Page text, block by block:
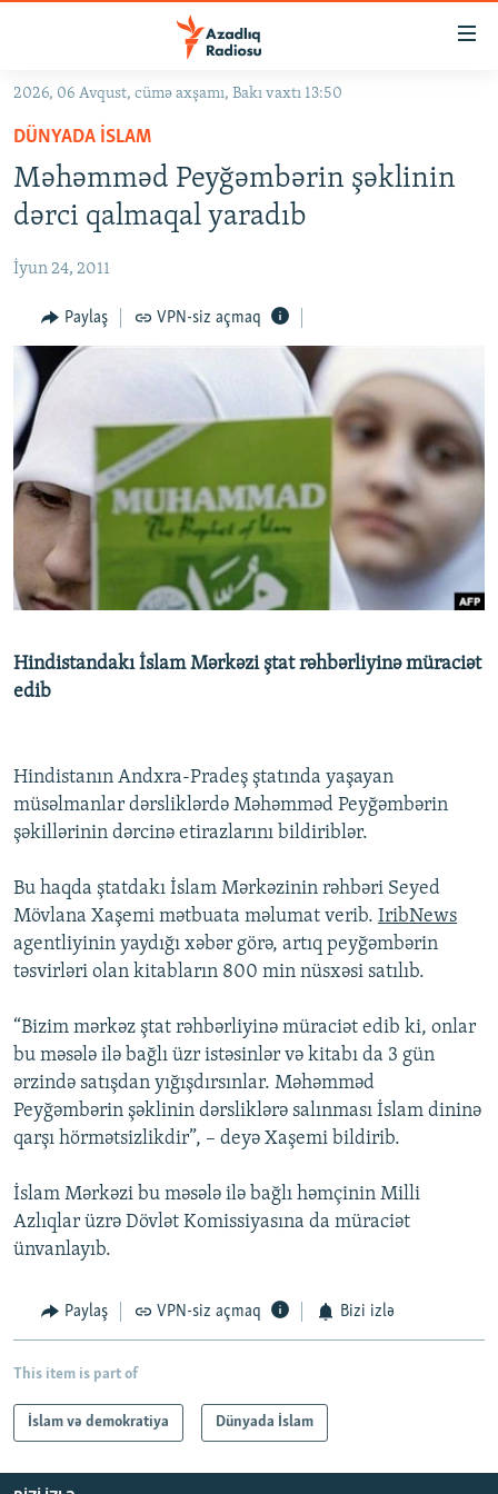
Əsas
qayıt
Əsas
naviqasiyaya
qayıt
Axtarışa
keç
#İZAHLA
KORRUPSIOMETR
#ƏSLINDƏ
FƏRQƏ BAX
QANUNI DOĞRU
ARAŞDIRMA
MULTIMEDIA
FOTOQALEREYA
İNFOQRAFIKA
KARIKATURA
RADIO ARXIV
OXU ZALI
AZƏRBAYCAN ƏDƏBIYYATI KITABXANASI
İSLAM VƏ DEMOKRATIYA
İZ - MƏDƏNIYYƏT PROQRAMI
HAQQIMIZDA
MISSIYAMIZ
PEŞƏ ETIKASI VƏ JURNALISTIKA STANDARTLARIMIZ
MATERIALLARIMIZDAN ISTIFADƏ
BIZIMLƏ ƏLAQƏ
2026, 06 Avqust, cümə axşamı, Bakı vaxtı 13:50
DÜNYADA İSLAM
Məhəmməd Peyğəmbərin şəklinin
dərci qalmaqal yaradıb
İyun 24, 2011
Paylaş VPN-siz açmaq
Hindistandakı İslam Mərkəzi ştat rəhbərliyinə müraciət
edib
Hindistanın Andxra-Pradeş ştatında yaşayan
müsəlmanlar dərsliklərdə Məhəmməd Peyğəmbərin
şəkillərinin dərcinə etirazlarını bildiriblər.
Bu haqda ştatdakı İslam Mərkəzinin rəhbəri Seyed
Mövlana Xaşemi mətbuata məlumat verib. IribNews
agentliyinin yaydığı xəbər görə, artıq peyğəmbərin
təsvirləri olan kitabların 800 min nüsxəsi satılıb.
“Bizim mərkəz ştat rəhbərliyinə müraciət edib ki, onlar
bu məsələ ilə bağlı üzr istəsinlər və kitabı da 3 gün
ərzində satışdan yığışdırsınlar. Məhəmməd
Peyğəmbərin şəklinin dərsliklərə salınması İslam dininə
qarşı hörmətsizlikdir”, – deyə Xaşemi bildirib.
İslam Mərkəzi bu məsələ ilə bağlı həmçinin Milli
Azlıqlar üzrə Dövlət Komissiyasına da müraciət
ünvanlayıb.
Paylaş VPN-siz açmaq Bizi izlə
This item is part of
İslam və demokratiya Dünyada İslam